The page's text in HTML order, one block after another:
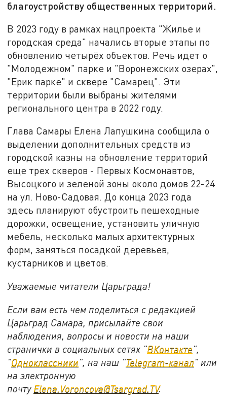
благоустройству общественных территорий.
В 2023 году в рамках нацпроекта "Жилье и
городская среда" начались вторые этапы по
обновлению четырёх объектов. Речь идет о
"Молодежном" парке и "Воронежских озерах",
"Ерик парке" и сквере "Самарец". Эти
территории были выбраны жителями
регионального центра в 2022 году.
Глава Самары Елена Лапушкина сообщила о
выделении дополнительных средств из
городской казны на обновление территорий
еще трех скверов - Первых Космонавтов,
Высоцкого и зеленой зоны около домов 22-24
на ул. Ново-Садовая. До конца 2023 года
здесь планируют обустроить пешеходные
дорожки, освещение, установить уличную
мебель, несколько малых архитектурных
форм, заняться посадкой деревьев,
кустарников и цветов.
Уважаемые читатели Царьграда!
Если вам есть чем поделиться с редакцией
Царьград Самара, присылайте свои
наблюдения, вопросы и новости на наши
странички в социальных сетях "ВКонтакте",
"Одноклассники", на наш "Telegram-канал" или
на электронную
почту Elena.Voroncova@Tsargrad.TV.